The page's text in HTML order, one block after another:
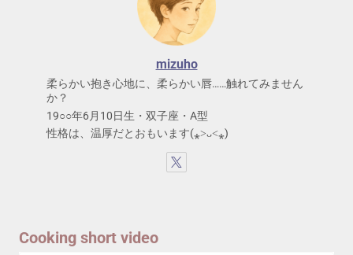
mizuho
柔らかい抱き心地に、柔らかい唇……触れてみません
か？
19○○年6月10日生・双子座・A型
性格は、温厚だとおもいます(⁎˃ᴗ˂⁎)
Cooking short video